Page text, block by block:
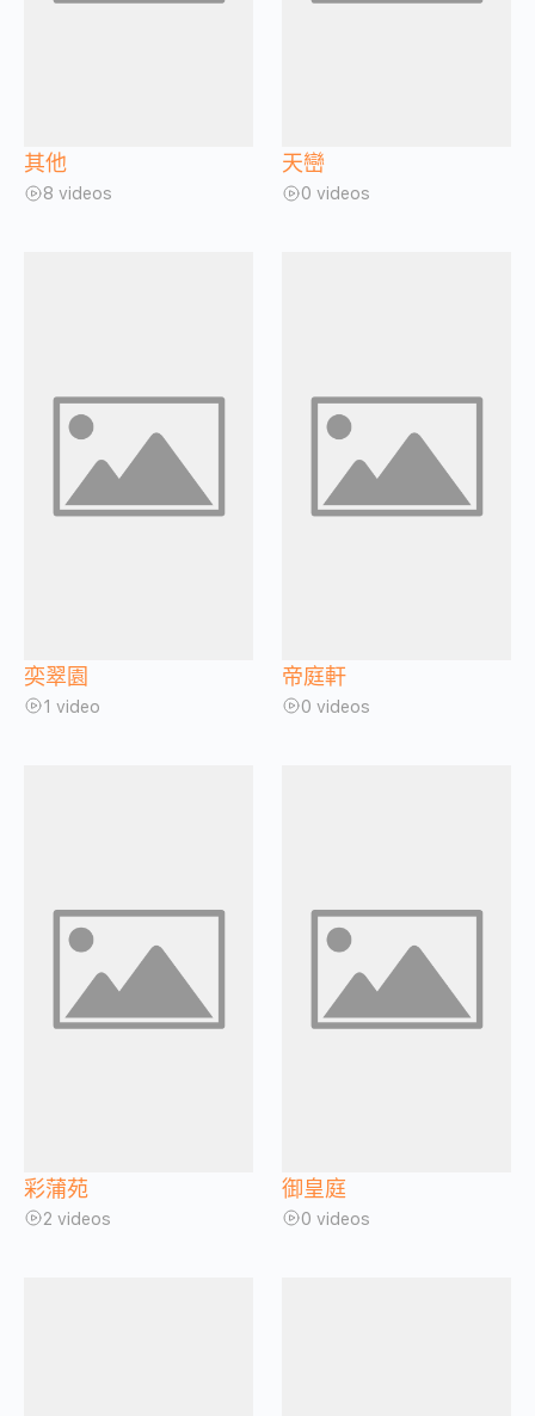
其他
8 videos
天巒
0 videos
奕翠園
1 video
帝庭軒
0 videos
彩蒲苑
2 videos
御皇庭
0 videos